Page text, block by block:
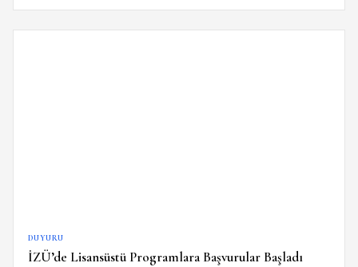
DUYURU
İZÜ’de Lisansüstü Programlara Başvurular Başladı